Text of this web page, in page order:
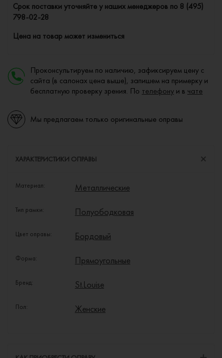
Cрок поставки уточняйте у наших менеджеров по 8 (495)
798-02-28
Цена на товар может измениться
Проконсультируем по наличию, зафиксируем цену с
сайта (в салонах цена выше), запишем на примерку и
бесплатную проверку зрения. По телефону и в чате
Мы предлагаем только оригинальные оправы
ХАРАКТЕРИСТИКИ ОПРАВЫ
Материал: Металлические
Тип рамки: Полуободковая
Цвет оправы: Бордовый
Форма: Прямоугольные
Бренд: St.Louise
Пол: Женские